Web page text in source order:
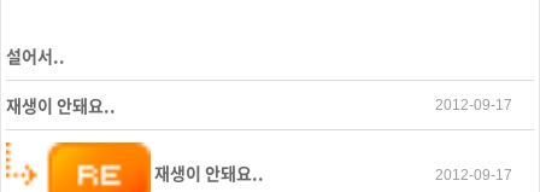
설어서..
재생이 안돼요.. 2012-09-17
재생이 안돼요.. 2012-09-17